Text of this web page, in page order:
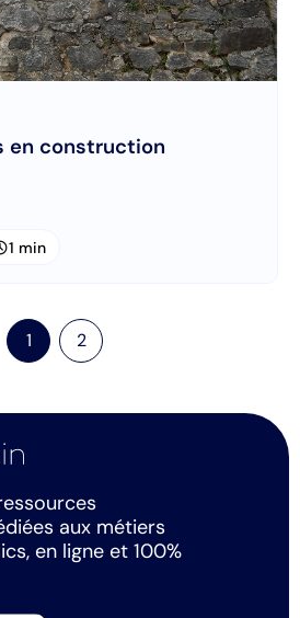
en construction
1 min
1 2
aux métiers
en ligne et 100%